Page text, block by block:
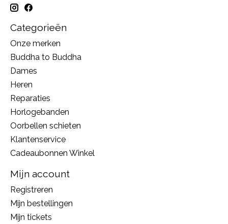
Categorieën
Onze merken
Buddha to Buddha
Dames
Heren
Reparaties
Horlogebanden
Oorbellen schieten
Klantenservice
Cadeaubonnen Winkel
Mijn account
Registreren
Mijn bestellingen
Mijn tickets